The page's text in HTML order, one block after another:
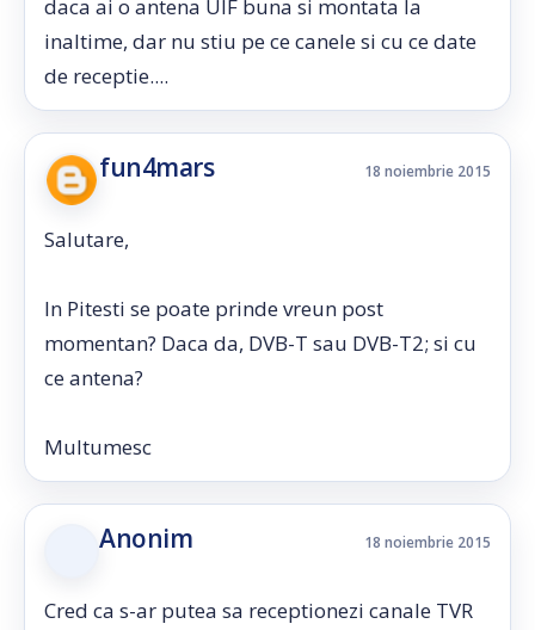
daca ai o antena UIF buna si montata la
inaltime, dar nu stiu pe ce canele si cu ce date
de receptie....
fun4mars 18 noiembrie 2015
Salutare,
In Pitesti se poate prinde vreun post
momentan? Daca da, DVB-T sau DVB-T2; si cu
ce antena?
Multumesc
Anonim 18 noiembrie 2015
Cred ca s-ar putea sa receptionezi canale TVR